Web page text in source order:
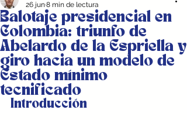
Balotaje presidencial en
Colombia: triunfo de
Abelardo de la Espriella y
giro hacia un modelo de
Estado mínimo
tecnificado
26 jun8 min de lectura
Introducción